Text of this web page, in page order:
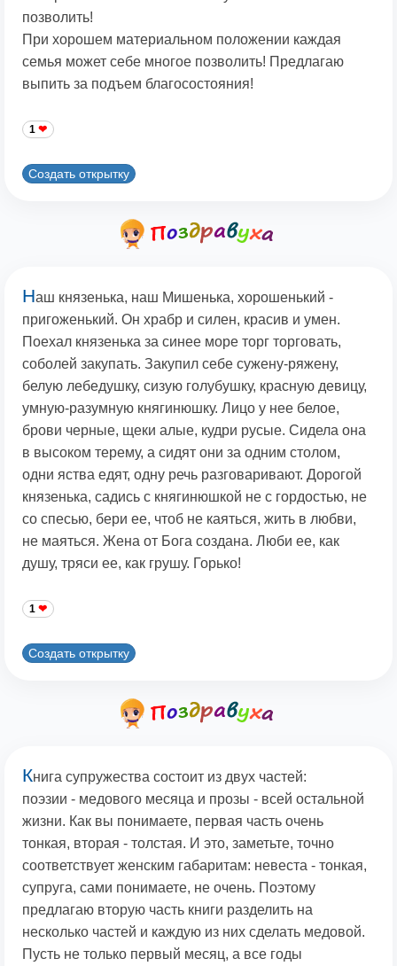
позволить!
Пpи хоpошем матеpиальном положении каждая
семья может себе многое позволить! Пpедлагаю
выпить за подъем благосостояния!
1
Создать открытку
Наш князенька, наш Мишенька, хорошенький -
пригоженький. Он храбр и силен, красив и умен.
Поехал князенька за синее море торг торговать,
соболей закупать. Закупил себе сужену-ряжену,
белую лебедушку, сизую голубушку, красную девицу,
умную-разумную княгинюшку. Лицо у нее белое,
брови черные, щеки алые, кудри русые. Сидела она
в высоком терему, а сидят они за одним столом,
одни яства едят, одну речь разговаривают. Дорогой
князенька, садись с княгинюшкой не с гордостью, не
со спесью, бери ее, чтоб не каяться, жить в любви,
не маяться. Жена от Бога создана. Люби ее, как
душу, тряси ее, как грушу. Горько!
1
Создать открытку
Книга супружества состоит из двух частей:
поэзии - медового месяца и прозы - всей остальной
жизни. Как вы понимаете, первая часть очень
тонкая, вторая - толстая. И это, заметьте, точно
соответствует женским габаритам: невеста - тонкая,
супруга, сами понимаете, не очень. Поэтому
предлагаю вторую часть книги разделить на
несколько частей и каждую из них сделать медовой.
Пусть не только первый месяц, а все годы